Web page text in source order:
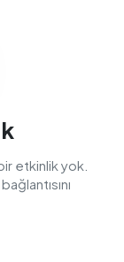
etkinlik yok.
bağlantısını